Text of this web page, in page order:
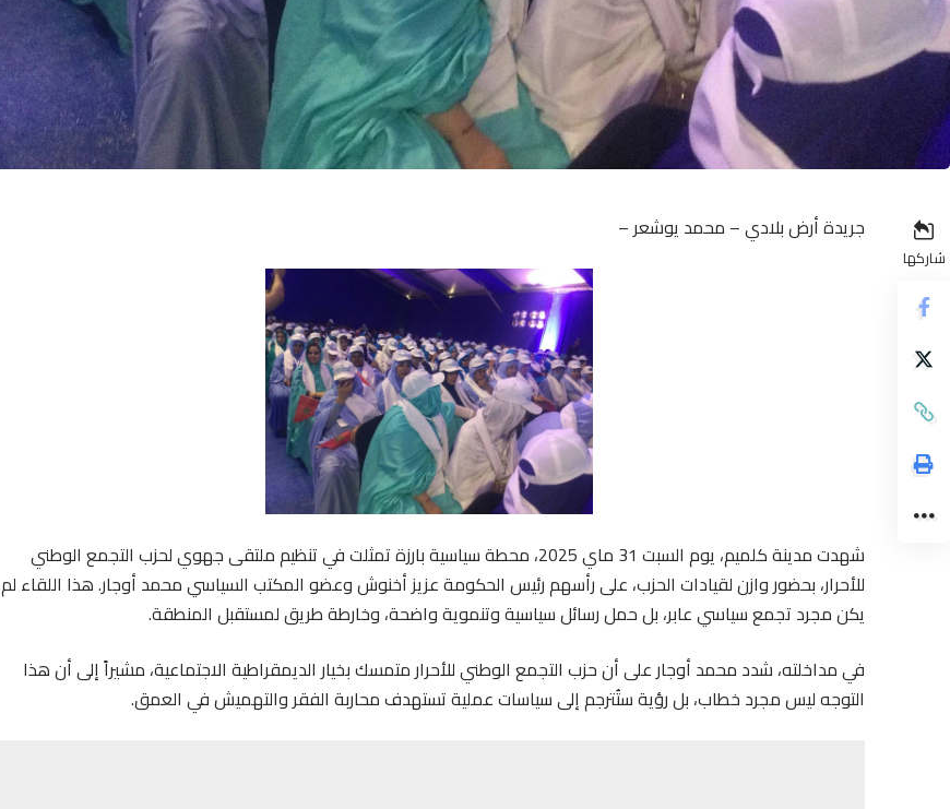
شاركها
جريدة أرض بلادي – محمد يوشعر –
شهدت مدينة كلميم، يوم السبت 31 ماي 2025، محطة سياسية بارزة تمثلت في تنظيم ملتقى جهوي لحزب التجمع الوطني
للأحرار، بحضور وازن لقيادات الحزب، على رأسهم رئيس الحكومة عزيز أخنوش وعضو المكتب السياسي محمد أوجار. هذا اللقاء لم
يكن مجرد تجمع سياسي عابر، بل حمل رسائل سياسية وتنموية واضحة، وخارطة طريق لمستقبل المنطقة.
في مداخلته، شدد محمد أوجار على أن حزب التجمع الوطني للأحرار متمسك بخيار الديمقراطية الاجتماعية، مشيراً إلى أن هذا
التوجه ليس مجرد خطاب، بل رؤية ستُترجم إلى سياسات عملية تستهدف محاربة الفقر والتهميش في العمق.